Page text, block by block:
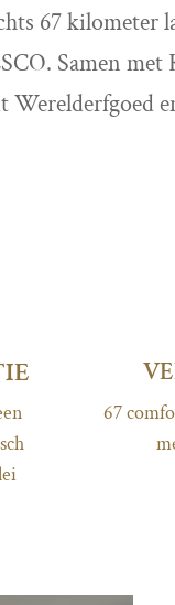
67 kilometer
Samen met
Werelderfgoed
67